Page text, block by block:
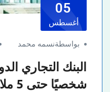
05
أغسطس
بواسطةنسمه محمد
البنك التجاري